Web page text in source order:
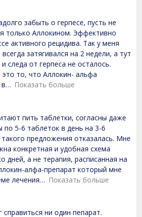
забыть о герпесе, пусть не
только Аллокином. Эффективно
активного рецидива. Так у меня
затягивался на 2 недели, а тут
следа от герпеса не осталось.
это то, что Аллокин- альфа
Показать больше
пить таблетки, согласны даже
по 5-6 таблеток в день на 3-6
предложения отказалась. Мне
конкретная и удобная схема
дней, а не терапия, расписанная на
алфа-препарат который мне
лечения
Показать больше
ни один пепарат.